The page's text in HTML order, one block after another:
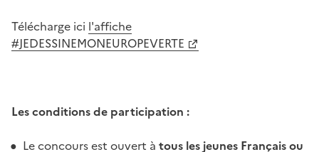
Télécharge ici l'affiche
#JEDESSINEMONEUROPEVERTE
Les conditions de participation :
Le concours est ouvert à tous les jeunes Français ou